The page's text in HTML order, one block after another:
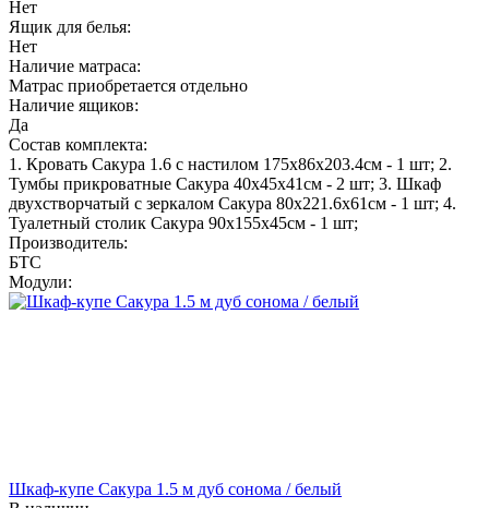
Нет
Ящик для белья:
Нет
Наличие матраса:
Матрас приобретается отдельно
Наличие ящиков:
Да
Состав комплекта:
1. Кровать Сакура 1.6 с настилом 175х86х203.4см - 1 шт; 2.
Тумбы прикроватные Сакура 40х45х41см - 2 шт; 3. Шкаф
двухстворчатый с зеркалом Сакура 80х221.6х61см - 1 шт; 4.
Туалетный столик Сакура 90х155х45см - 1 шт;
Производитель:
БТС
Модули:
Шкаф-купе Сакура 1.5 м дуб сонома / белый